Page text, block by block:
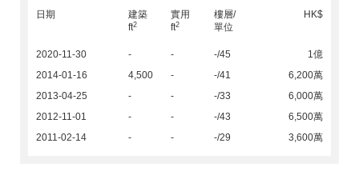
日期
建築
ft2
實用
ft2
樓層/
單位
HK$
2020-11-30 - - -/45
1億
2014-01-16
4,500 - -/41
6,200萬
2013-04-25
- - -/33
6,000萬
2012-11-01
- - -/43
6,500萬
2011-02-14
- - -/29 3,600萬